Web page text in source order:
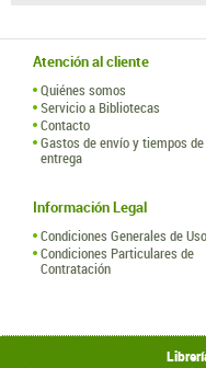
Atención al cliente
Quiénes somos
Servicio a Bibliotecas
Contacto
Gastos de envío y tiempos de
entrega
Información Legal
Condiciones Generales de Uso
Condiciones Particulares de
Contratación